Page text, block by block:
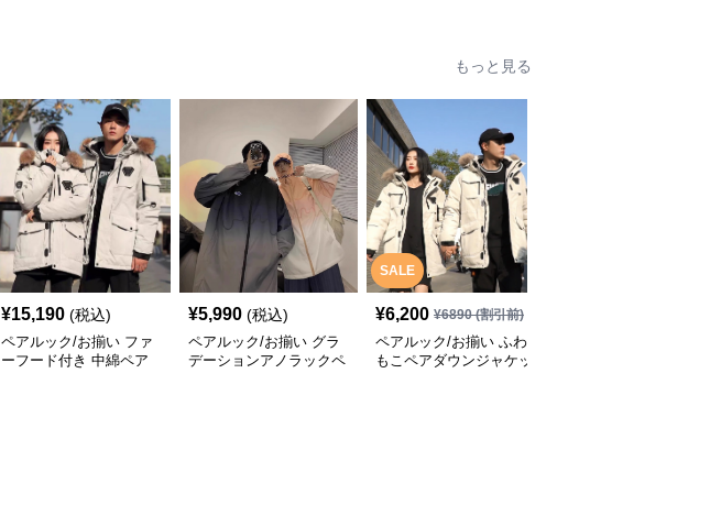
もっと見る
¥15,190 (税込)
ペアルック/お揃い ファ
ーフード付き 中綿ペア
¥5,990 (税込)
ペアルック/お揃い グラ
デーションアノラックペ
SALE
¥6,200 ¥6890(割引前)
ペアルック/お揃い ふわ
もこペアダウンジャケッ